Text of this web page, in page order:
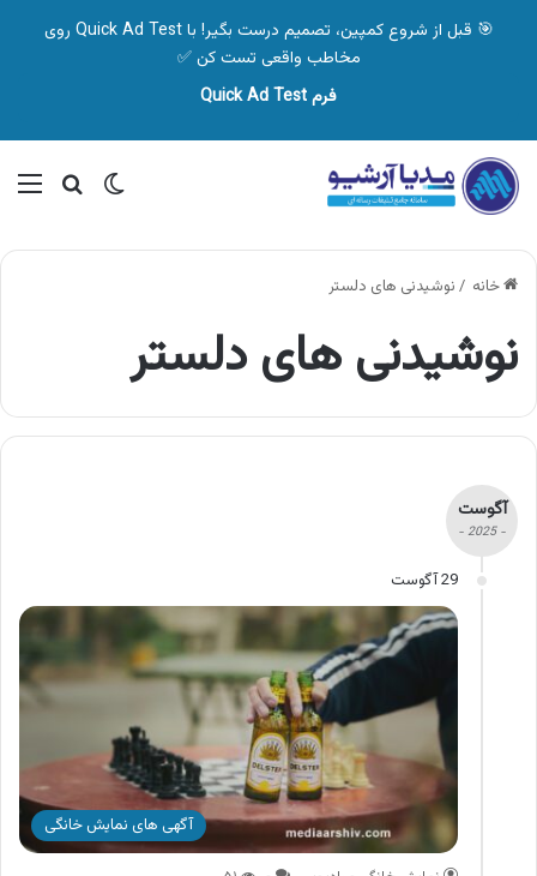
🎯 قبل از شروع کمپین، تصمیم درست بگیر! با Quick Ad Test روی
مخاطب واقعی تست کن ✅
فرم Quick Ad Test
تغییر پوسته
خانه / نوشیدنی های دلستر
نوشیدنی های دلستر
آگوست
- 2025 -
29 آگوست
آگهی های نمایش خانگی